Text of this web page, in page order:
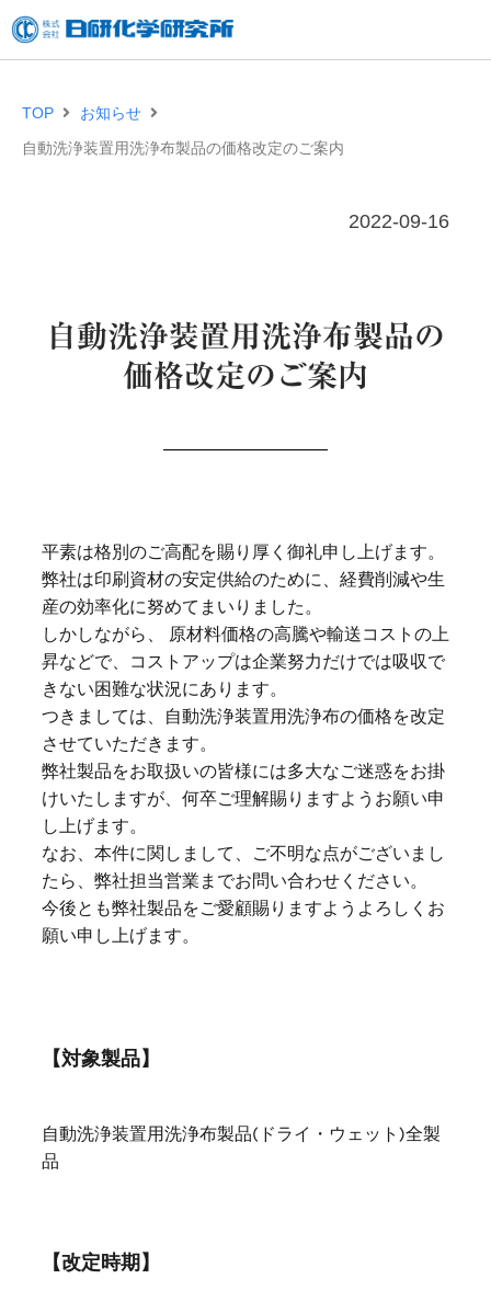
内
TOP お知らせ
自動洗浄装置用洗浄布製品の価格改定のご案内
2022-09-16
自動洗浄装置用洗浄布製品の
価格改定のご案内
平素は格別のご高配を賜り厚く御礼申し上げます。
弊社は印刷資材の安定供給のために、経費削減や生
産の効率化に努めてまいりました。
しかしながら、 原材料価格の高騰や輸送コストの上
昇などで、コストアップは企業努力だけでは吸収で
きない困難な状況にあります。
つきましては、自動洗浄装置用洗浄布の価格を改定
させていただきます。
弊社製品をお取扱いの皆様には多大なご迷惑をお掛
けいたしますが、何卒ご理解賜りますようお願い申
し上げます。
なお、本件に関しまして、ご不明な点がございまし
たら、弊社担当営業までお問い合わせください。
今後とも弊社製品をご愛顧賜りますようよろしくお
願い申し上げます。
【対象製品】
自動洗浄装置用洗浄布製品(ドライ・ウェット)全製
品
【改定時期】